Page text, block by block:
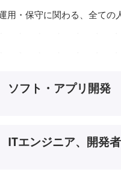
用・保守に関わる、全ての
ソフト・アプリ開発
ITエンジニア、開発者